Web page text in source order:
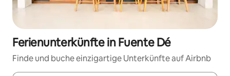
Ferienunterkünfte in Fuente Dé
Finde und buche einzigartige Unterkünfte auf Airbnb